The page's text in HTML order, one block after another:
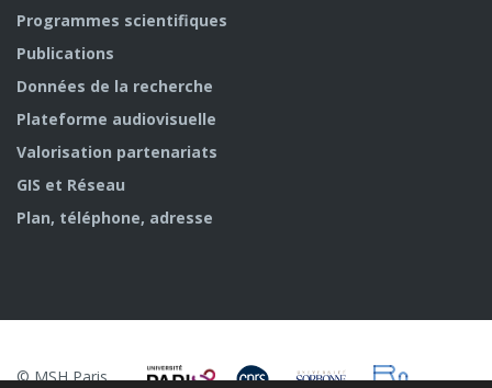
Programmes scientifiques
Publications
Données de la recherche
Plateforme audiovisuelle
Valorisation partenariats
GIS et Réseau
Plan, téléphone, adresse
© MSH Paris